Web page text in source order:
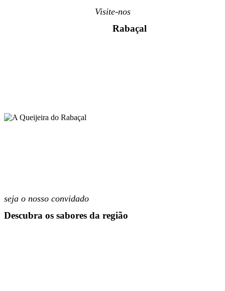
Visite-nos
Rabaçal
seja o nosso convidado
Descubra os sabores da região